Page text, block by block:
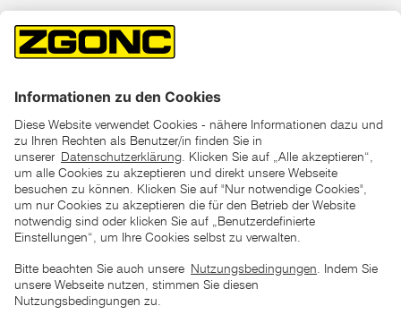
*der "statt"-Preis ist der niedrigste von uns in den letzten 30
Tagen vor Beginn dieser Aktion verlangte Preis
unter den UVP Preisen auf dieser Website sind die
zu verstehen